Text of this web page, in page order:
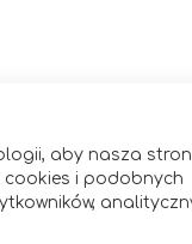
aby nasza
cookies i podobnych